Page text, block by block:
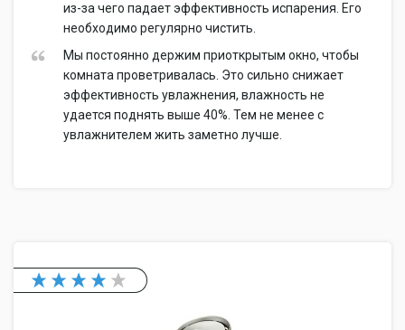
из-за чего падает эффективность испарения. Его
необходимо регулярно чистить.
Мы постоянно держим приоткрытым окно, чтобы
комната проветривалась. Это сильно снижает
эффективность увлажнения, влажность не
удается поднять выше 40%. Тем не менее с
увлажнителем жить заметно лучше.